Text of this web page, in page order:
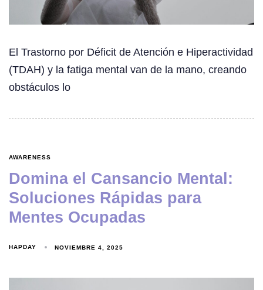
El Trastorno por Déficit de Atención e Hiperactividad
(TDAH) y la fatiga mental van de la mano, creando
obstáculos lo
AWARENESS
Domina el Cansancio Mental:
Soluciones Rápidas para
Mentes Ocupadas
HAPDAY NOVIEMBRE 4, 2025